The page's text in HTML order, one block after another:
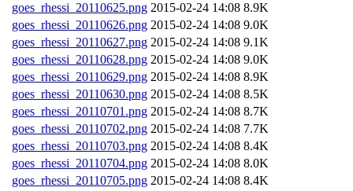
goes_rhessi_20110625.png 2015-02-24 14:08 8.9K
goes_rhessi_20110626.png 2015-02-24 14:08 9.0K
goes_rhessi_20110627.png 2015-02-24 14:08 9.1K
goes_rhessi_20110628.png 2015-02-24 14:08 9.0K
goes_rhessi_20110629.png 2015-02-24 14:08 8.9K
goes_rhessi_20110630.png 2015-02-24 14:08 8.5K
goes_rhessi_20110701.png 2015-02-24 14:08 8.7K
goes_rhessi_20110702.png 2015-02-24 14:08 7.7K
goes_rhessi_20110703.png 2015-02-24 14:08 8.4K
goes_rhessi_20110704.png 2015-02-24 14:08 8.0K
goes_rhessi_20110705.png 2015-02-24 14:08 8.4K